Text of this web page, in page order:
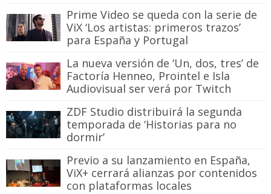
Prime Video se queda con la serie de
ViX ‘Los artistas: primeros trazos’
para España y Portugal
La nueva versión de ‘Un, dos, tres’ de
Factoría Henneo, Prointel e Isla
Audiovisual ser verá por Twitch
ZDF Studio distribuirá la segunda
temporada de ‘Historias para no
dormir’
Previo a su lanzamiento en España,
ViX+ cerrará alianzas por contenidos
con plataformas locales